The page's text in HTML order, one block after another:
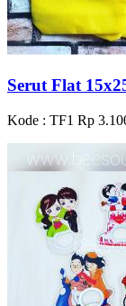
Serut Flat
Kode : TF1 Rp